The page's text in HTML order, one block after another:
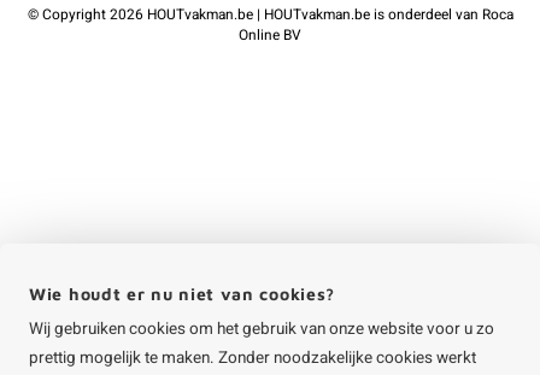
©Copyright2026 HOUTvakman.be | HOUTvakman.be is onderdeel van Roca
Online BV
Wie houdt er nu niet van cookies?
Wij gebruiken cookies om het gebruik van onze website voor u zo
prettig mogelijk te maken. Zonder noodzakelijke cookies werkt